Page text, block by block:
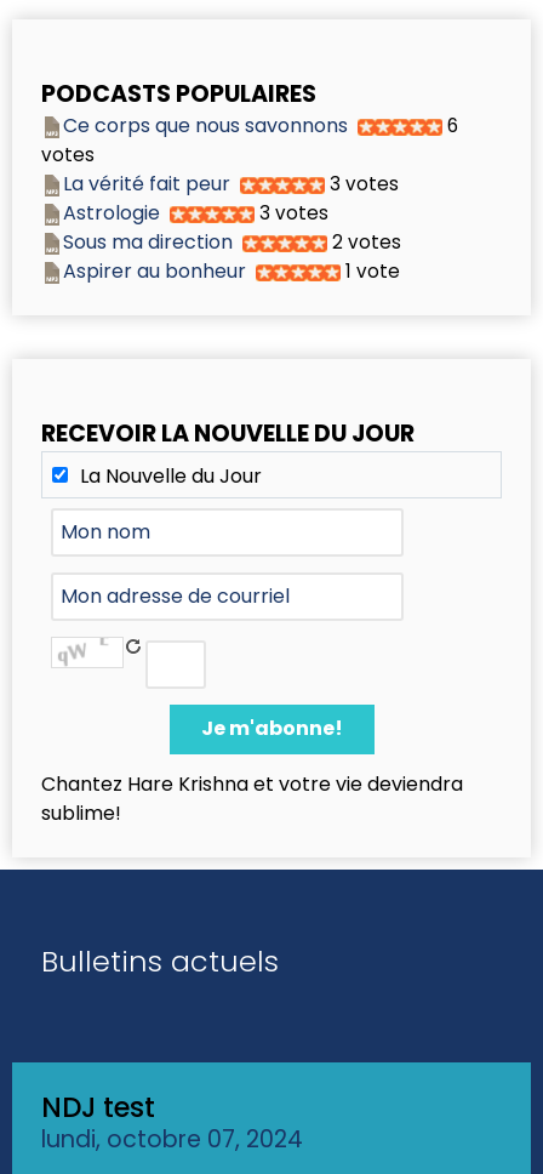
PODCASTS POPULAIRES
Ce corps que nous savonnons
6
votes
La vérité fait peur 3 votes
Astrologie 3 votes
Sous ma direction 2 votes
Aspirer au bonheur 1 vote
RECEVOIR LA NOUVELLE DU JOUR
La Nouvelle du Jour
Chantez Hare Krishna et votre vie deviendra
sublime!
Bulletins actuels
NDJ test
lundi, octobre 07, 2024